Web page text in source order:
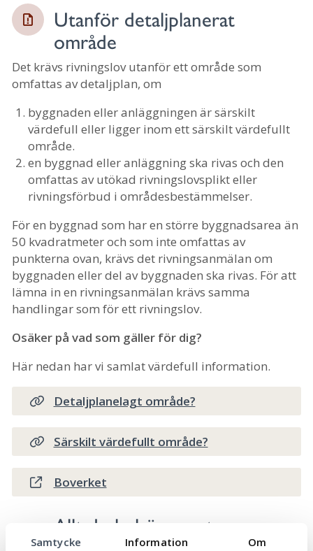
Samtycke Information Om
Utanför detaljplanerat
område
Det krävs rivningslov utanför ett område som
omfattas av detaljplan, om
byggnaden eller anläggningen är särskilt
värdefull eller ligger inom ett särskilt värdefullt
område.
en byggnad eller anläggning ska rivas och den
omfattas av utökad rivningslovsplikt eller
rivningsförbud i områdesbestämmelser.
För en byggnad som har en större byggnadsarea än
50 kvadratmeter och som inte omfattas av
punkterna ovan, krävs det rivningsanmälan om
byggnaden eller del av byggnaden ska rivas. För att
lämna in en rivningsanmälan krävs samma
handlingar som för ett rivningslov.
Osäker på vad som gäller för dig?
Här nedan har vi samlat värdefull information.
Detaljplanelagt område?
Särskilt värdefullt område?
Boverket
Allt du behöver veta om